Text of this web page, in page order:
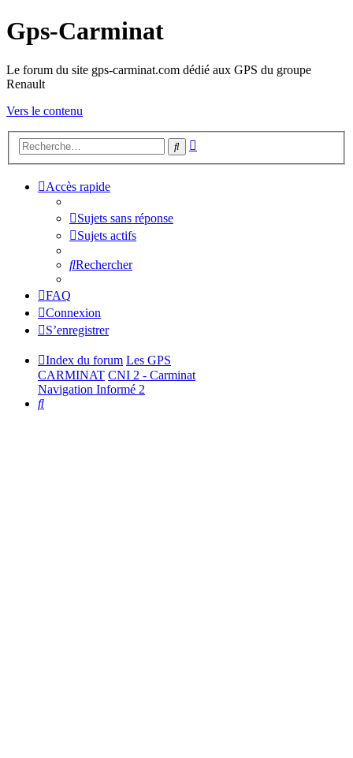
Gps-Carminat
Le forum du site gps-carminat.com dédié aux GPS du groupe
Renault
Vers le contenu
Rechercher
Accès rapide
Sujets sans réponse
Sujets actifs
Rechercher
FAQ
Connexion
S’enregistrer
Index du forum Les GPS
CARMINAT CNI 2 - Carminat
Navigation Informé 2
Rechercher